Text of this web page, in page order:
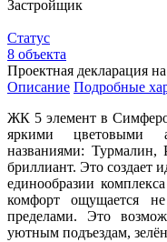
Застройщик
Статус
8 объекта
Проектная декларация
Описание Подробные
ЖК 5 элемент в
яркими цветовыми
названиями:
бриллиант. Это создает
единообразии
комфорт ощущается
пределами. Это
уютным подъездам,